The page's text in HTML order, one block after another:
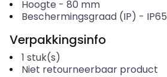
Hoogte - 80 mm
Beschermingsgraad (IP) - IP65
Verpakkingsinfo
1 stuk(s)
Niet retourneerbaar product